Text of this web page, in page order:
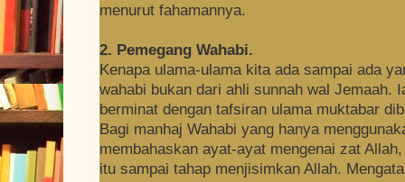
menurut fahamannya.
2. Pemegang Wahabi.
Kenapa ulama-ulama kita ada sampai ada
wahabi bukan dari ahli sunnah wal Jemaah.
berminat dengan tafsiran ulama muktabar
Bagi manhaj Wahabi yang hanya
membahaskan ayat-ayat mengenai zat
itu sampai tahap menjisimkan Allah.